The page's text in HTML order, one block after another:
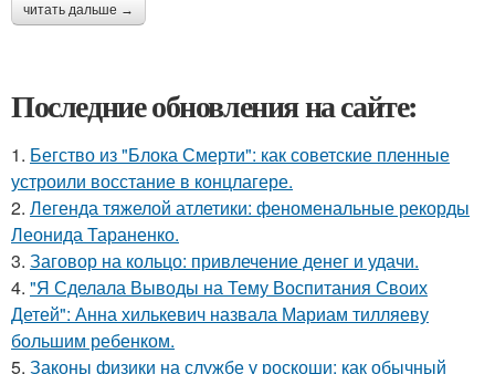
читать дальше →
Последние обновления на сайте:
1. Бегство из "Блока Смерти": как советские пленные
устроили восстание в концлагере.
2. Легенда тяжелой атлетики: феноменальные рекорды
Леонида Тараненко.
3. Заговор на кольцо: привлечение денег и удачи.
4. "Я Сделала Выводы на Тему Воспитания Своих
Детей": Анна хилькевич назвала Мариам тилляеву
большим ребенком.
5. Законы физики на службе у роскоши: как обычный